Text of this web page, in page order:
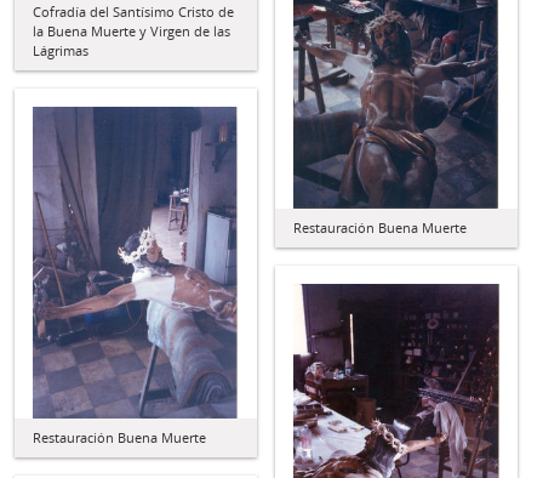
Cofradía del Santísimo Cristo de
la Buena Muerte y Virgen de las
Lágrimas
Restauración Buena Muerte
Restauración Buena Muerte